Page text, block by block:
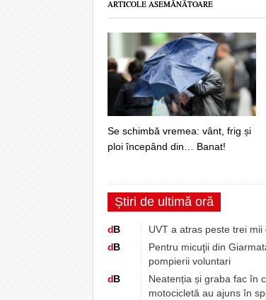
ARTICOLE ASEMĂNĂTOARE
Se schimbă vremea: vânt, frig și
ploi începând din… Banat!
Știri de ultimă oră
dB
UVT a atras peste trei
dB
Pentru micuţii din
pompierii voluntari
dB
Neatenția și graba fac în
motocicletă au ajuns în